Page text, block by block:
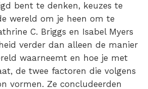
bent te denken, keuzes te
wereld om je heen om te
C. Briggs en Isabel Myers
verder dan alleen de manier
waarneemt en hoe je met
de twee factoren die volgens
vormen. Ze concludeerden